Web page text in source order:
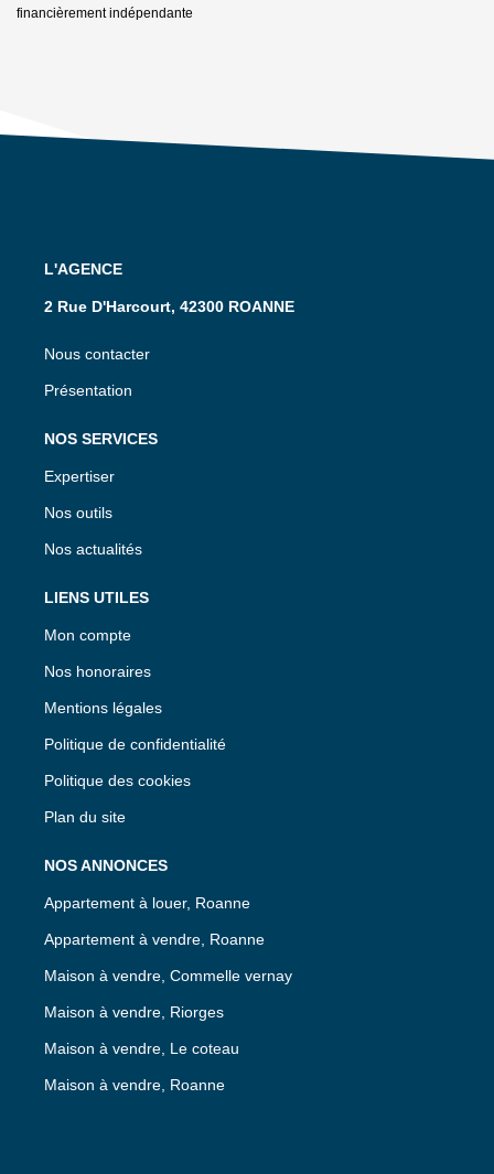
financièrement indépendante
L'AGENCE
2 Rue D'Harcourt, 42300 ROANNE
Nous contacter
Présentation
NOS SERVICES
Expertiser
Nos outils
Nos actualités
LIENS UTILES
Mon compte
Nos honoraires
Mentions légales
Politique de confidentialité
Politique des cookies
Plan du site
NOS ANNONCES
Appartement à louer, Roanne
Appartement à vendre, Roanne
Maison à vendre, Commelle vernay
Maison à vendre, Riorges
Maison à vendre, Le coteau
Maison à vendre, Roanne